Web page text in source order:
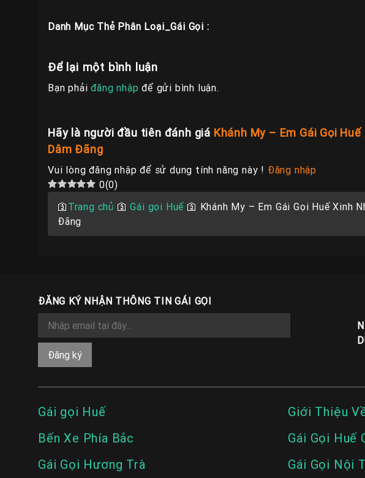
Danh Mục Thẻ Phân Loại_Gái Gọi :
Để lại một bình luận
Bạn phảiđăng nhập để gửi bình luận.
Hãy là người đầu tiên đánh giá Khánh My – Em Gái Gọi
Dâm Đãng
Vui lòng đăng nhập để sử dụng tính năng này ! Đăng nhập
0(0)
🛐 Trang chủ 🛐Gái gọi Huế 🛐 Khánh My – Em Gái Gọi Huế Xinh
Đãng
ĐĂNG KÝ NHẬN THÔNG TIN GÁI GỌI
Gái gọi Huế Giới Thiệu
Bến Xe Phía Bắc
Gái Gọi Huế
Gái Gọi Hương Trà
Gái Gọi Nội